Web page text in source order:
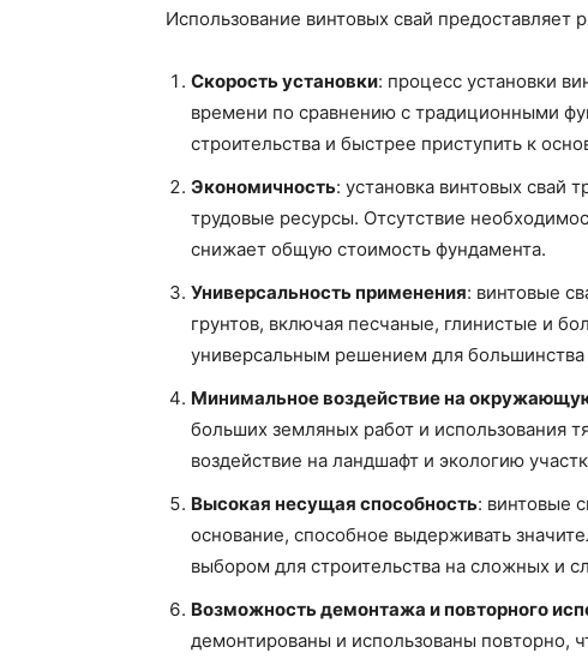
Использование винтовых свай предоставляет
Скорость установки: процесс установки
времени по сравнению с традиционными
строительства и быстрее приступить к
Экономичность: установка винтовых свай
трудовые ресурсы. Отсутствие
снижает общую стоимость фундамента.
Универсальность применения: винтовые
грунтов, включая песчаные, глинистые и
универсальным решением для большинства
Минимальное воздействие на
больших земляных работ и использования
воздействие на ландшафт и экологию
Высокая несущая способность: винтовые
основание, способное выдерживать
выбором для строительства на сложных и
Возможность демонтажа и повторного
демонтированы и использованы повторно,